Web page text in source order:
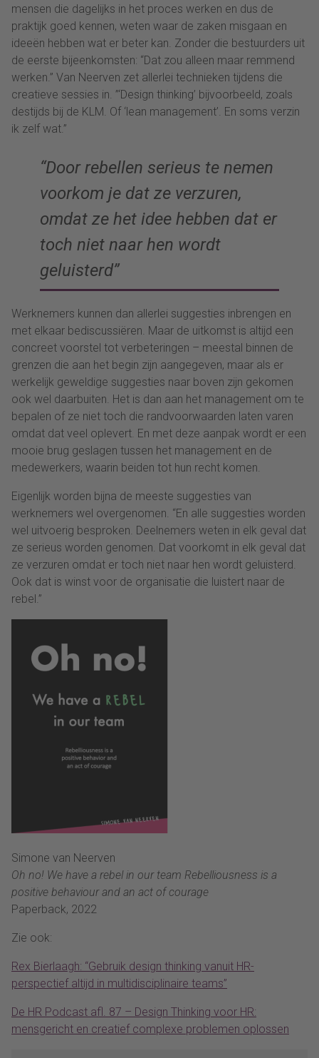
mensen die dagelijks in het proces werken en dus de
praktijk goed kennen, weten waar de zaken misgaan en
ideeën hebben wat er beter kan. Zonder die bestuurders uit
de eerste bijeenkomsten: “Dat zou alleen maar remmend
werken.” Van Neerven zet allerlei technieken tijdens die
creatieve sessies in. ”‘Design thinking’ bijvoorbeeld, zoals
destijds bij de KLM. Of ‘lean management’. En soms verzin
ik zelf wat.”
“Door rebellen serieus te nemen
voorkom je dat ze verzuren,
omdat ze het idee hebben dat er
toch niet naar hen wordt
geluisterd”
Werknemers kunnen dan allerlei suggesties inbrengen en
met elkaar bediscussiëren. Maar de uitkomst is altijd een
concreet voorstel tot verbeteringen – meestal binnen de
grenzen die aan het begin zijn aangegeven, maar als er
werkelijk geweldige suggesties naar boven zijn gekomen
ook wel daarbuiten. Het is dan aan het management om te
bepalen of ze niet toch die randvoorwaarden laten varen
omdat dat veel oplevert. En met deze aanpak wordt er een
mooie brug geslagen tussen het management en de
medewerkers, waarin beiden tot hun recht komen.
Eigenlijk worden bijna de meeste suggesties van
werknemers wel overgenomen. “En alle suggesties worden
wel uitvoerig besproken. Deelnemers weten in elk geval dat
ze serieus worden genomen. Dat voorkomt in elk geval dat
ze verzuren omdat er toch niet naar hen wordt geluisterd.
Ook dat is winst voor de organisatie die luistert naar de
rebel.”
Simone van Neerven
Oh no! We have a rebel in our team Rebelliousness is a
positive behaviour and an act of courage
Paperback, 2022
Zie ook:
Rex Bierlaagh: “Gebruik design thinking vanuit HR-
perspectief altijd in multidisciplinaire teams”
De HR Podcast afl. 87 – Design Thinking voor HR:
mensgericht en creatief complexe problemen oplossen